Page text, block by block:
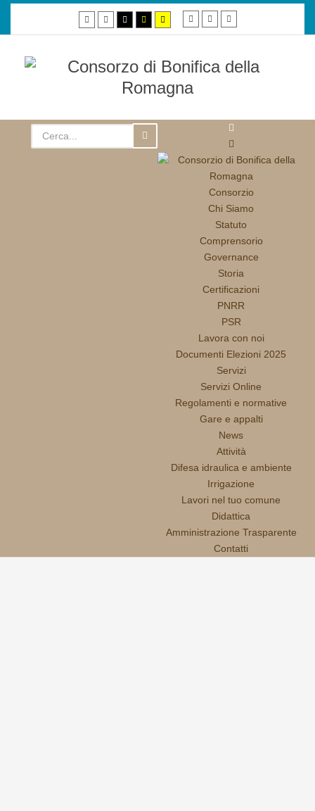
Default
mode
Night
mode
High
contrast
black/white
High
contrast
black/yellow
High
contrast
yellow/black
Smaller
font
Default
font
Larger
Consorzio
Chi Siamo
Statuto
Comprensorio
Governance
Storia
Certificazioni
PNRR
PSR
Lavora con noi
Documenti Elezioni 2025
Servizi
Servizi Online
Regolamenti e normative
Gare e appalti
News
Attività
Difesa idraulica e ambiente
Irrigazione
Lavori nel tuo comune
Didattica
Amministrazione Trasparente
Contatti